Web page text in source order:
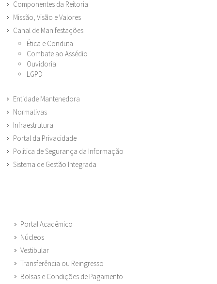
Componentes da Reitoria
Missão, Visão e Valores
Canal de Manifestações
Ética e Conduta
Combate ao Assédio
Ouvidoria
LGPD
Entidade Mantenedora
Normativas
Infraestrutura
Portal da Privacidade
Política de Segurança da Informação
Sistema de Gestão Integrada
Portal Acadêmico
Núcleos
Vestibular
Transferência ou Reingresso
Bolsas e Condições de Pagamento